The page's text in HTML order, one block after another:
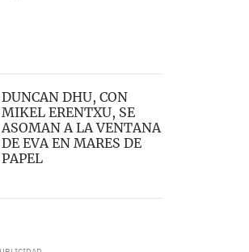
DUNCAN DHU, CON
MIKEL ERENTXU, SE
ASOMAN A LA VENTANA
DE EVA EN MARES DE
PAPEL